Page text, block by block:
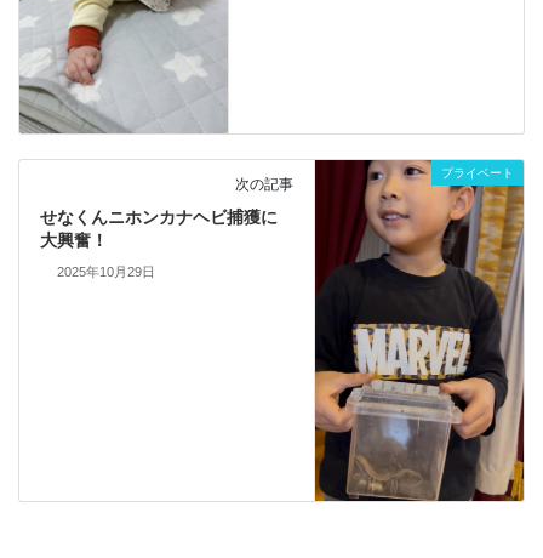
プライベート
次の記事
せなくんニホンカナヘビ捕獲に
大興奮！
2025年10月29日